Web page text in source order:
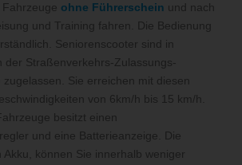
ohne Führerschein und nach
und Training fahren. Die Bedienung
Seniorenscooter sind in
der Straßenverkehrs-Zulassungs-
Sie erreichen mit diesen
von 6km/h bis 15 km/h.
besitzt einen
und eine Batterieanzeige. Die
Akku, können Sie innerhalb weniger